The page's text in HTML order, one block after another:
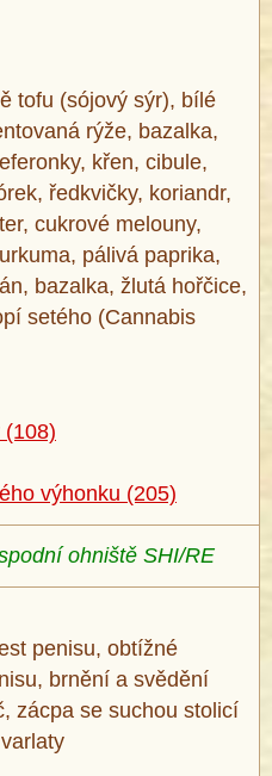
tofu (sójový sýr), bílé
rýže, bazalka,
křen, cibule,
ředkvičky, koriandr,
cukrové melouny,
pálivá paprika,
bazalka, žlutá hořčice,
setého (Cannabis
(108)
výhonku (205)
ohniště SHI/RE
penisu, obtížné
brnění a svědění
zácpa se suchou stolicí
®